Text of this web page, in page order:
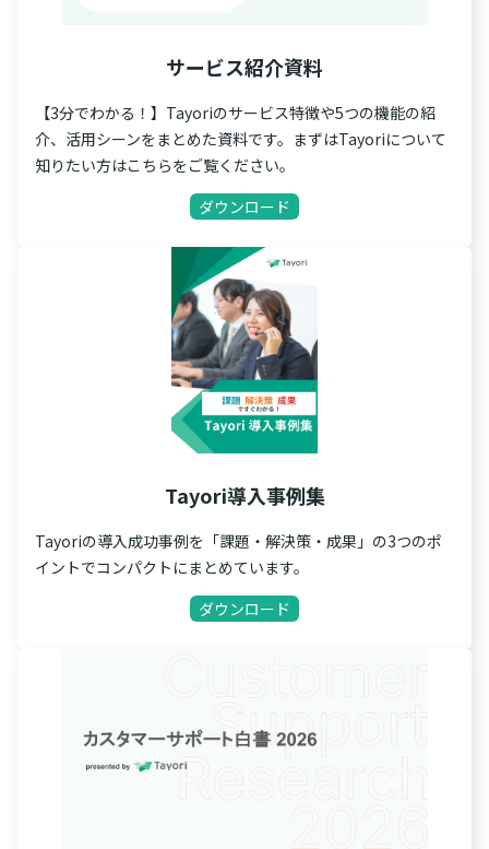
サービス紹介資料
【3分でわかる！】Tayoriのサービス特徴や5つの機能の紹
介、活用シーンをまとめた資料です。まずはTayoriについて
知りたい方はこちらをご覧ください。
ダウンロード
Tayori導入事例集
Tayoriの導入成功事例を「課題・解決策・成果」の3つのポ
イントでコンパクトにまとめています。
ダウンロード